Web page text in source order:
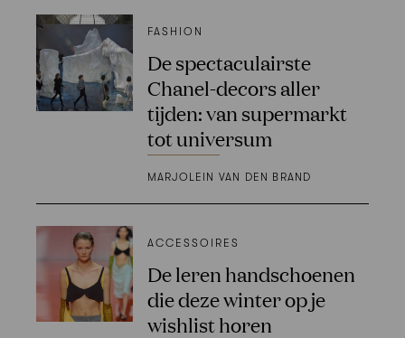
FASHION
De spectaculairste
Chanel-decors aller
tijden: van supermarkt
tot universum
MARJOLEIN VAN DEN BRAND
ACCESSOIRES
De leren handschoenen
die deze winter op je
wishlist horen